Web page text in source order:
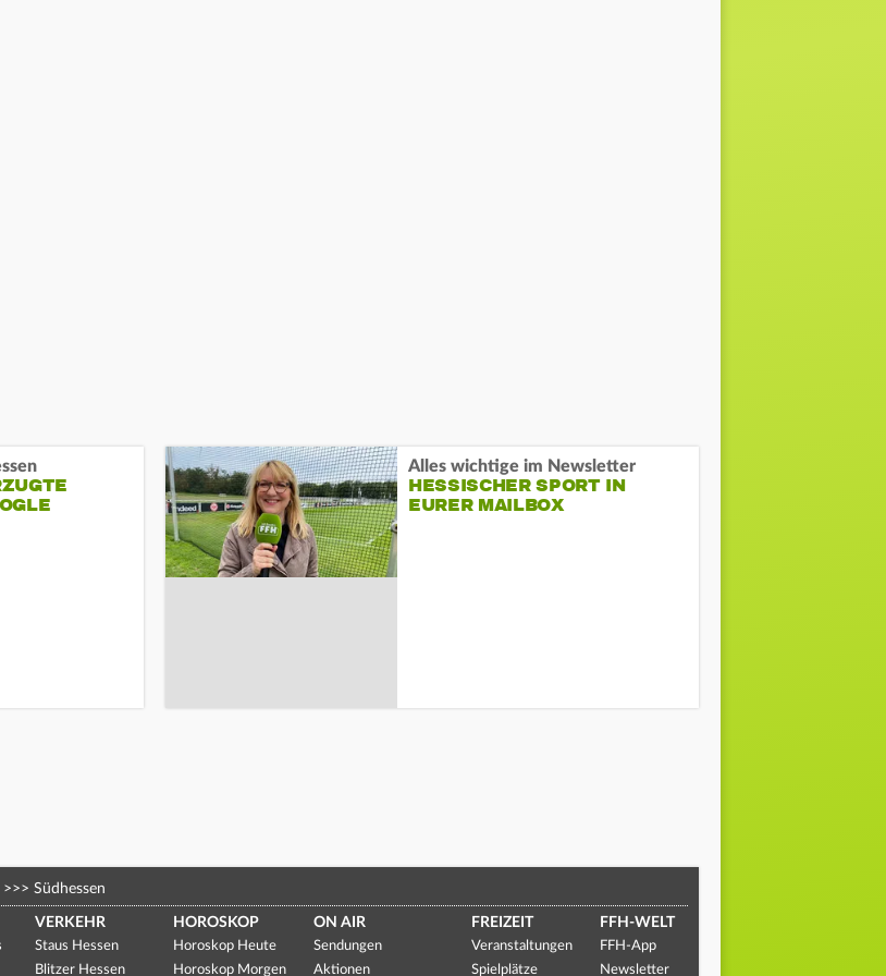
Alles wichtige im Newsletter
HESSISCHER SPORT IN
EURER MAILBOX
>>> Südhessen
VERKEHR
Staus Hessen
Blitzer Hessen
HOROSKOP
Horoskop Heute
Horoskop Morgen
ON AIR
Sendungen
Aktionen
FREIZEIT
Veranstaltungen
Spielplätze
FFH-WELT
FFH-App
Newsletter